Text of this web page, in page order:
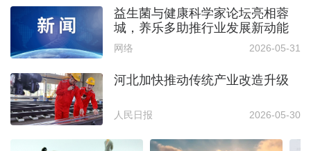
益生菌与健康科学家论坛亮相蓉
城，养乐多助推行业发展新动能
网络 2026-05-31
河北加快推动传统产业改造升级
人民日报 2026-05-30